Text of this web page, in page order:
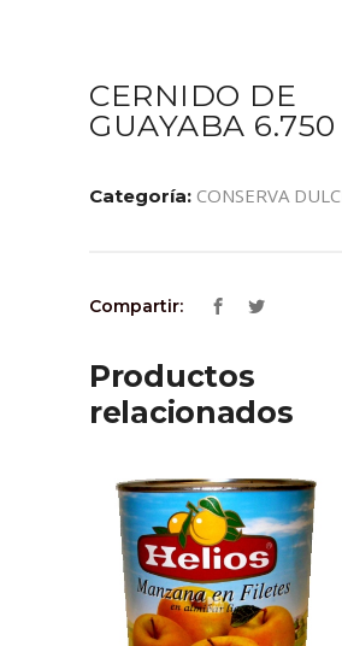
CERNIDO DE
GUAYABA 6.750
Categoría: CONSERVA
Compartir:
Productos
relacionados